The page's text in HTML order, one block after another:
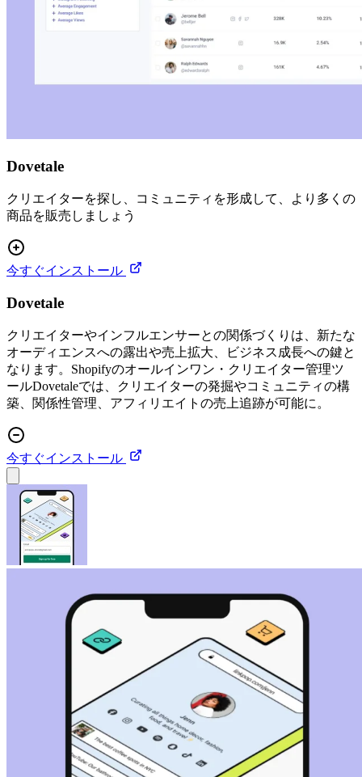
Dovetale
クリエイターを探し、コミュニティを形成して、より多くの
商品を販売しましょう
今すぐインストール
Dovetale
クリエイターやインフルエンサーとの関係づくりは、新たな
オーディエンスへの露出や売上拡大、ビジネス成長への鍵と
なります。Shopifyのオールインワン・クリエイター管理ツ
ールDovetaleでは、クリエイターの発掘やコミュニティの構
築、関係性管理、アフィリエイトの売上追跡が可能に。
今すぐインストール